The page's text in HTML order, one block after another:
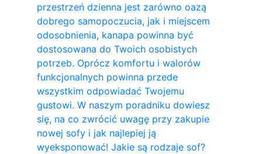
przestrzeń dzienna jest zarówno oazą
dobrego samopoczucia, jak i miejscem
odosobnienia, kanapa powinna być
dostosowana do Twoich osobistych
potrzeb. Oprócz komfortu i walorów
funkcjonalnych powinna przede
wszystkim odpowiadać Twojemu
gustowi. W naszym poradniku dowiesz
się, na co zwrócić uwagę przy zakupie
nowej sofy i jak najlepiej ją
wyeksponować! Jakie są rodzaje sof?